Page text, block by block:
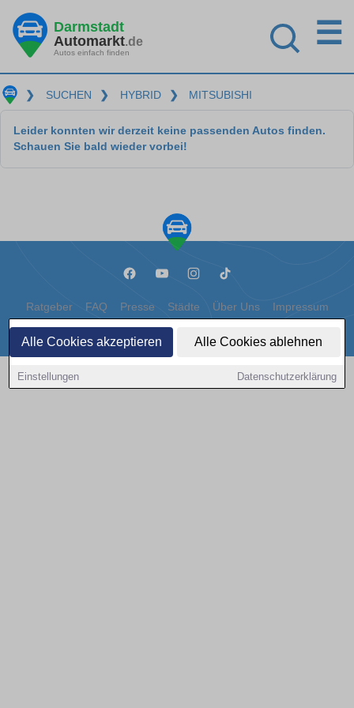
Alle Cookies akzeptieren Alle Cookies ablehnen
Einstellungen Datenschutzerklärung
Darmstadt
Automarkt.de
Autos einfach finden
☰
❯ SUCHEN ❯ HYBRID ❯ MITSUBISHI
Leider konnten wir derzeit keine passenden Autos finden.
Schauen Sie bald wieder vorbei!
Ratgeber FAQ Presse Städte Über Uns Impressum
Datenschutz Cookies
Copyright © 2000 - 2026 | 1A Infosysteme GmbH | Content by: 1a-sites-autos